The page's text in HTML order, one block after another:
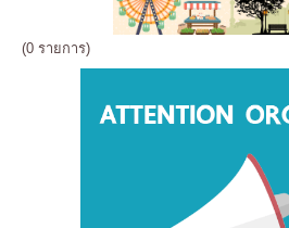
(0 รายการ)